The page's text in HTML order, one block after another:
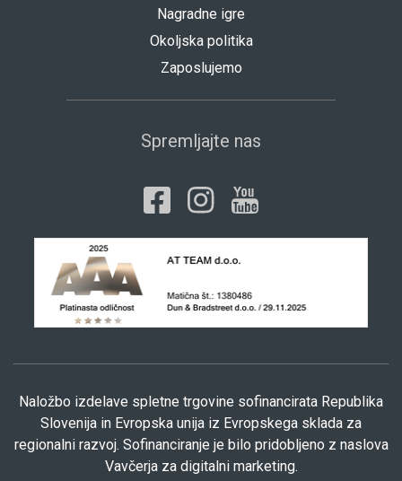
Nagradne igre
Okoljska politika
Zaposlujemo
Spremljajte nas
Naložbo izdelave spletne trgovine sofinancirata Republika
Slovenija in Evropska unija iz Evropskega sklada za
regionalni razvoj. Sofinanciranje je bilo pridobljeno z naslova
Vavčerja za digitalni marketing.